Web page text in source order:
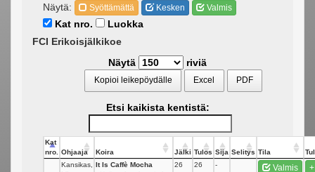
Näytä: Syöttämättä Kesken Valmis
Kat nro.
Luokka
FCI Erikoisjälkikoe
Näytä
riviä
Kopioi leikepöydälle Excel PDF
Etsi kaikista kentistä:
Kat
nro.
Ohjaaja Koira Jälki Tulos Sija Selitys Tila
Kansikas,
It Is Caffè Mocha
26 26 - Valmis +